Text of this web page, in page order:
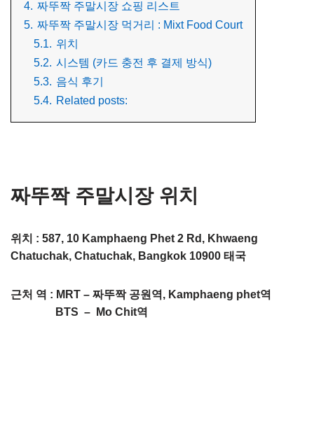
4. 짜뚜짝 주말시장 쇼핑 리스트
5. 짜뚜짝 주말시장 먹거리 : Mixt Food Court
5.1. 위치
5.2. 시스템 (카드 충전 후 결제 방식)
5.3. 음식 후기
5.4. Related posts:
짜뚜짝 주말시장 위치
위치 : 587, 10 Kamphaeng Phet 2 Rd, Khwaeng
Chatuchak, Chatuchak, Bangkok 10900 태국
근처 역 : MRT – 짜뚜짝 공원역, Kamphaeng phet역
BTS – Mo Chit역